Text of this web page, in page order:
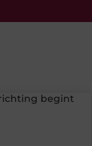
begint